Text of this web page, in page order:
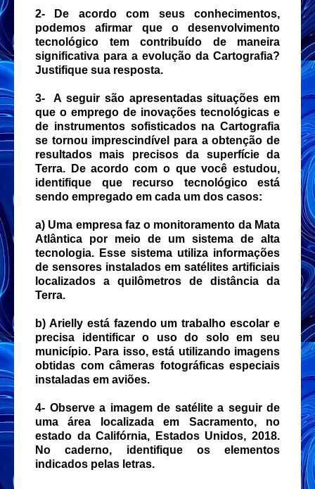
2- De acordo com seus conhecimentos,
podemos afirmar que o desenvolvimento
tecnológico tem contribuído de maneira
significativa para a evolução da Cartografia?
Justifique sua resposta.
3- A seguir são apresentadas situações em
que o emprego de inovações tecnológicas e
de instrumentos sofisticados na Cartografia
se tornou imprescindível para a obtenção de
resultados mais precisos da superfície da
Terra. De acordo com o que você estudou,
identifique que recurso tecnológico está
sendo empregado em cada um dos casos:
a) Uma empresa faz o monitoramento da Mata
Atlântica por meio de um sistema de alta
tecnologia. Esse sistema utiliza informações
de sensores instalados em satélites artificiais
localizados a quilômetros de distância da
Terra.
b) Arielly está fazendo um trabalho escolar e
precisa identificar o uso do solo em seu
município. Para isso, está utilizando imagens
obtidas com câmeras fotográficas especiais
instaladas em aviões.
4- Observe a imagem de satélite a seguir de
uma área localizada em Sacramento, no
estado da Califórnia, Estados Unidos, 2018.
No caderno, identifique os elementos
indicados pelas letras.